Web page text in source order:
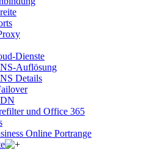
Dienste
Auflösung
Details
und Office 365
Online Portrange